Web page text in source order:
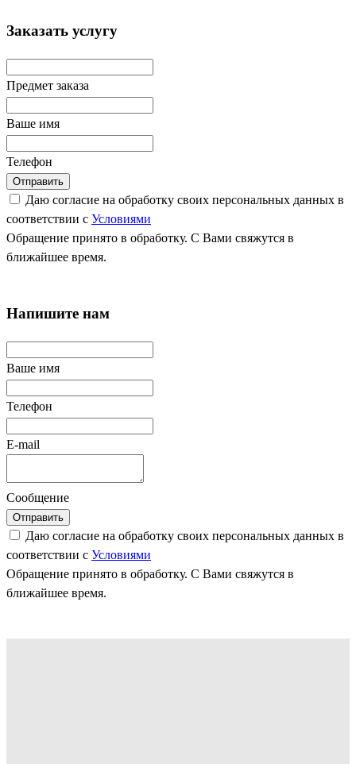
Заказать услугу
Предмет заказа
Ваше имя
Телефон
Отправить
Даю согласие на обработку своих персональных данных в
соответствии с Условиями
Обращение принято в обработку. С Вами свяжутся в
ближайшее время.
Напишите нам
Ваше имя
Телефон
E-mail
Сообщение
Отправить
Даю согласие на обработку своих персональных данных в
соответствии с Условиями
Обращение принято в обработку. С Вами свяжутся в
ближайшее время.